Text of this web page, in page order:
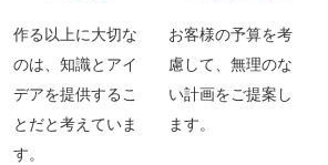
のレンタルサーバーやドメインの管
手伝いをさせていただいています。お
ください。
作る以上に大切な
のは、知識とアイ
デアを提供するこ
とだと考えていま
す。
お客様の予算を考
慮して、無理のな
い計画をご提案し
ます。